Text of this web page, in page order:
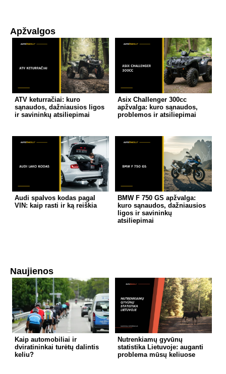
Apžvalgos
ATV keturračiai: kuro
sąnaudos, dažniausios ligos
ir savininkų atsiliepimai
Asix Challenger 300cc
apžvalga: kuro sąnaudos,
problemos ir atsiliepimai
Audi spalvos kodas pagal
VIN: kaip rasti ir ką reiškia
BMW F 750 GS apžvalga:
kuro sąnaudos, dažniausios
ligos ir savininkų
atsiliepimai
Naujienos
Kaip automobiliai ir
dviratininkai turėtų dalintis
keliu?
Nutrenkiamų gyvūnų
statistika Lietuvoje: auganti
problema mūsų keliuose